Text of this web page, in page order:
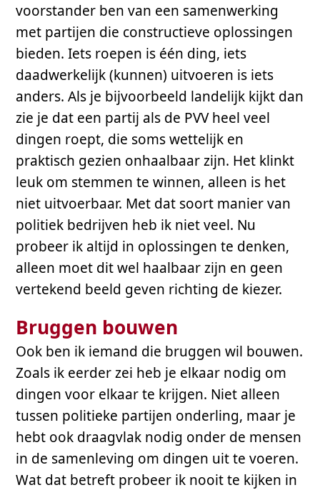
voorstander ben van een samenwerking
met partijen die constructieve oplossingen
bieden. Iets roepen is één ding, iets
daadwerkelijk (kunnen) uitvoeren is iets
anders. Als je bijvoorbeeld landelijk kijkt dan
zie je dat een partij als de PVV heel veel
dingen roept, die soms wettelijk en
praktisch gezien onhaalbaar zijn. Het klinkt
leuk om stemmen te winnen, alleen is het
niet uitvoerbaar. Met dat soort manier van
politiek bedrijven heb ik niet veel. Nu
probeer ik altijd in oplossingen te denken,
alleen moet dit wel haalbaar zijn en geen
vertekend beeld geven richting de kiezer.
Bruggen bouwen
Ook ben ik iemand die bruggen wil bouwen.
Zoals ik eerder zei heb je elkaar nodig om
dingen voor elkaar te krijgen. Niet alleen
tussen politieke partijen onderling, maar je
hebt ook draagvlak nodig onder de mensen
in de samenleving om dingen uit te voeren.
Wat dat betreft probeer ik nooit te kijken in